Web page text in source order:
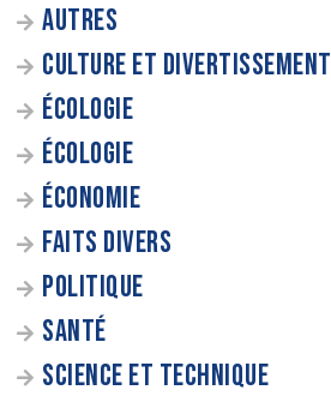
AUTRES
CULTURE ET DIVERTISSEMENT
ÉCOLOGIE
ÉCOLOGIE
ÉCONOMIE
FAITS DIVERS
POLITIQUE
SANTÉ
SCIENCE ET TECHNIQUE